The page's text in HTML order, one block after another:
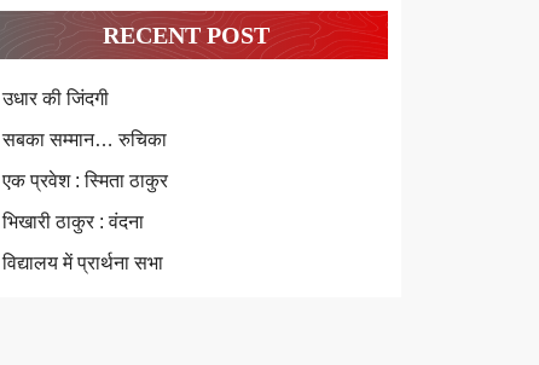
RECENT POST
उधार की जिंदगी
सबका सम्मान… रुचिका
एक प्रवेश : स्मिता ठाकुर
भिखारी ठाकुर : वंदना
विद्यालय में प्रार्थना सभा